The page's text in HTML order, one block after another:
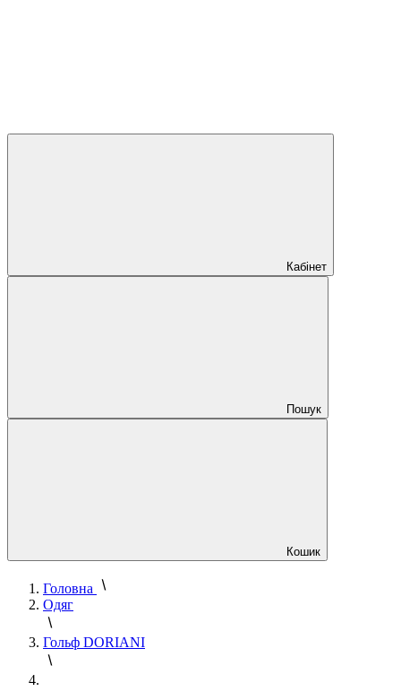
Кабінет
Пошук
Кошик
Головна
Одяг
Гольф DORIANI